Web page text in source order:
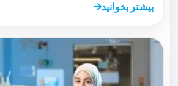
بیشتر بخوانید